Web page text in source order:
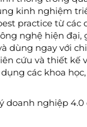
kinh nghiệm
practice từ các
nghệ hiện đại,
dùng ngay với
cứu và thiết kế
các khoa
doanh nghiệp 4.0